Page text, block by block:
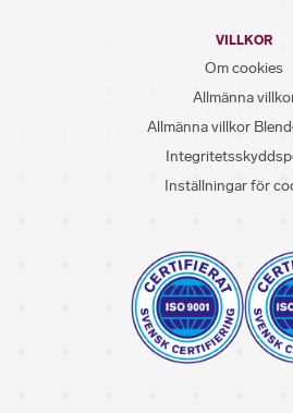
VILLKOR
Om cookies
Allmänna
Allmänna villkor
Inställningar för